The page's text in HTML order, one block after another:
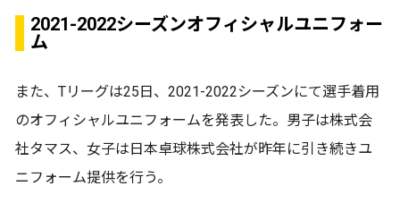
2021-2022シーズンオフィシャルユニフォー
ム
また、Tリーグは25日、2021-2022シーズンにて選手着用
のオフィシャルユニフォームを発表した。男子は株式会
社タマス、女子は日本卓球株式会社が昨年に引き続きユ
ニフォーム提供を行う。